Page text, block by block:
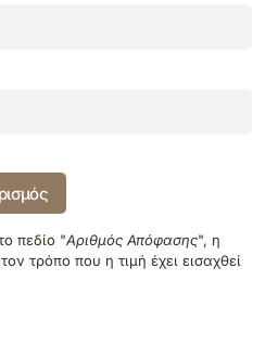
πεδίο "Αριθμός Απόφασης", η
τρόπο που η τιμή έχει εισαχθεί